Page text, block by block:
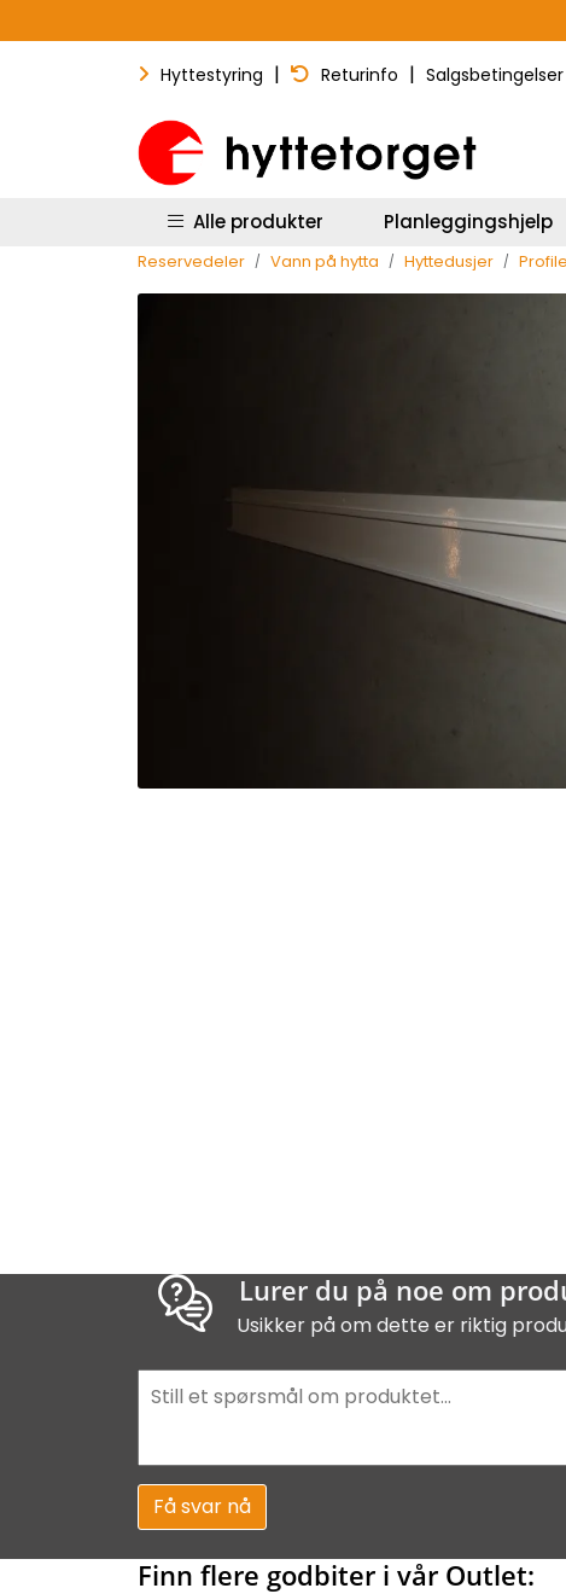
Hyttestyring | Returinfo | Salgsbetingelser
Alle produkter Planleggingshjelp
Reservedeler Vann på hytta Hyttedusjer
Lurer du på noe om
Usikker på om dette er riktig
Få svar nå
Finn flere godbiter i vår Outlet: